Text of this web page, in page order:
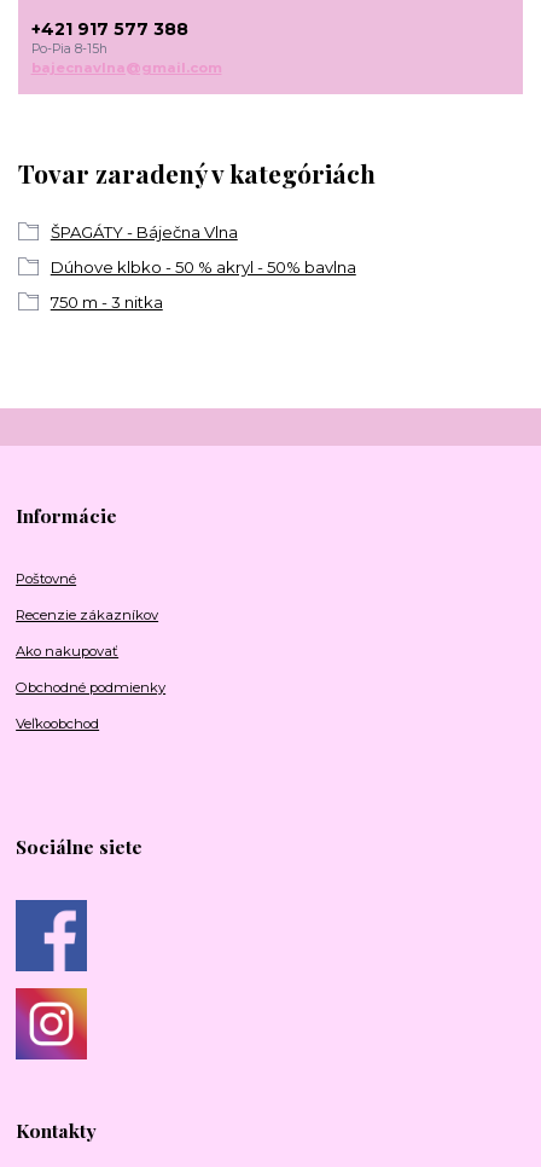
Tovar zaradený v kategóriách
ŠPAGÁTY - Báječna Vlna
Dúhove klbko - 50 % akryl - 50% bavlna
750 m - 3 nitka
+421 917 577 388
Po-Pia 8-15h
bajecnavlna@gmail.com
Informácie
Poštovné
Recenzie zákazníkov
Ako nakupovať
Obchodné podmienky
Veľkoobchod
Sociálne siete
Kontakty